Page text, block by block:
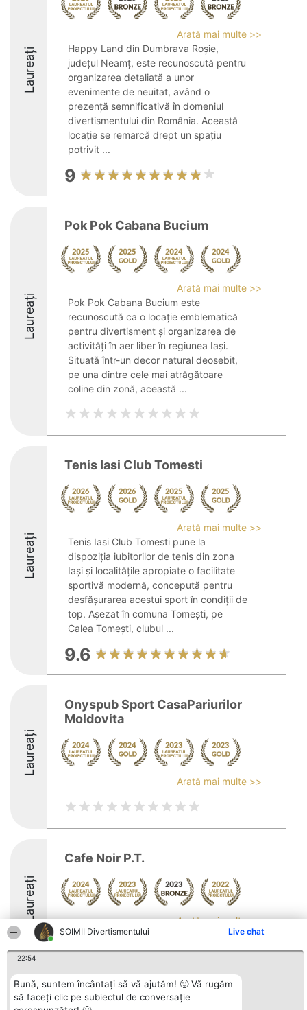
ŞOIMII Divertismentului Live chat
22:54
Bună, suntem încântați să vă ajutăm! 🙂 Vă rugăm
să faceți clic pe subiectul de conversație
Laureați
Arată mai multe >>
Happy Land din Dumbrava Roșie,
județul Neamț, este recunoscută pentru
organizarea detaliată a unor
evenimente de neuitat, având o
prezență semnificativă în domeniul
divertismentului din România. Această
locație se remarcă drept un spațiu
potrivit ...
9
Laureați
Pok Pok Cabana Bucium
Arată mai multe >>
Pok Pok Cabana Bucium este
recunoscută ca o locație emblematică
pentru divertisment și organizarea de
activități în aer liber în regiunea Iași.
Situată într-un decor natural deosebit,
pe una dintre cele mai atrăgătoare
coline din zonă, această ...
Laureați
Tenis Iasi Club Tomesti
Arată mai multe >>
Tenis Iasi Club Tomesti pune la
dispoziția iubitorilor de tenis din zona
Iași și localitățile apropiate o facilitate
sportivă modernă, concepută pentru
desfășurarea acestui sport în condiții de
top. Așezat în comuna Tomești, pe
Calea Tomești, clubul ...
9.6
Laureați
Onyspub Sport CasaPariurilor
Moldovita
Arată mai multe >>
Laureați
Cafe Noir P.T.
Arată mai multe >>
Organizator Ranking
BRIGHT SOLUTIONS BR SRL
Plebiscyt